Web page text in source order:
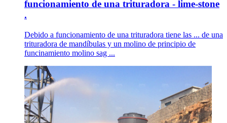
funcionamiento de una trituradora - lime-stone
.
Debido a funcionamiento de una trituradora tiene las ... de una
trituradora de mandíbulas y un molino de principio de
funcinamiento molino sag ...